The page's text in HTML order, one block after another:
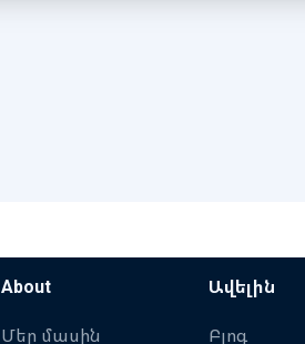
About
Մեր մասին
Ավելին
Բլոգ